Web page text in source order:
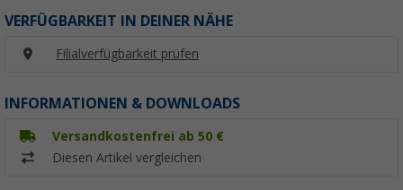
VERFÜGBARKEIT IN DEINER NÄHE
Filialverfügbarkeit prüfen
INFORMATIONEN & DOWNLOADS
Versandkostenfrei ab 50 €
Diesen Artikel vergleichen